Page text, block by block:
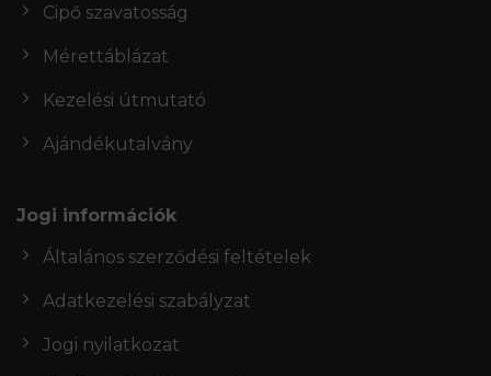
Cipő szavatosság
Mérettáblázat
Kezelési útmutató
Ajándékutalvány
Jogi információk
Általános szerződési feltételek
Adatkezelési szabályzat
Jogi nyilatkozat